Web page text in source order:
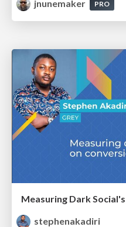
jnunemaker
PRO
stephenakadiri